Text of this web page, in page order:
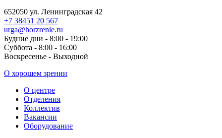
652050 ул. Ленинградская 42
+7 38451 20 567
urga@horzrenie.ru
Будние дни - 8:00 - 19:00
Суббота - 8:00 - 16:00
Воскресенье - Выходной
О хорошем зрении
О центре
Отделения
Коллектив
Вакансии
Оборудование